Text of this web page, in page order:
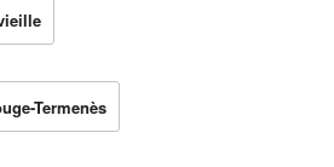
Termenès